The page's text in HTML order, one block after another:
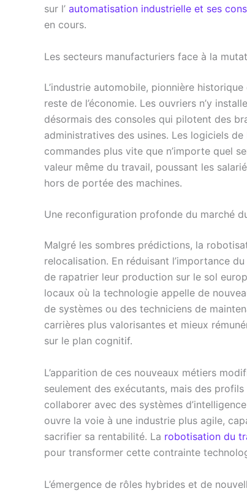
sur l’ automatisation industrielle et ses
en cours.
Les secteurs manufacturiers face à la
L’industrie automobile, pionnière
reste de l’économie. Les ouvriers n’y
désormais des consoles qui pilotent des
administratives des usines. Les logiciels
commandes plus vite que n’importe quel
valeur même du travail, poussant les
hors de portée des machines.
Une reconfiguration profonde du marché
Malgré les sombres prédictions, la
relocalisation. En réduisant l’importance
de rapatrier leur production sur le sol
locaux où la technologie appelle de
de systèmes ou des techniciens de
carrières plus valorisantes et mieux
sur le plan cognitif.
L’apparition de ces nouveaux métiers
seulement des exécutants, mais des
collaborer avec des systèmes
ouvre la voie à une industrie plus agile,
sacrifier sa rentabilité. La robotisation du
pour transformer cette contrainte
L’émergence de rôles hybrides et de